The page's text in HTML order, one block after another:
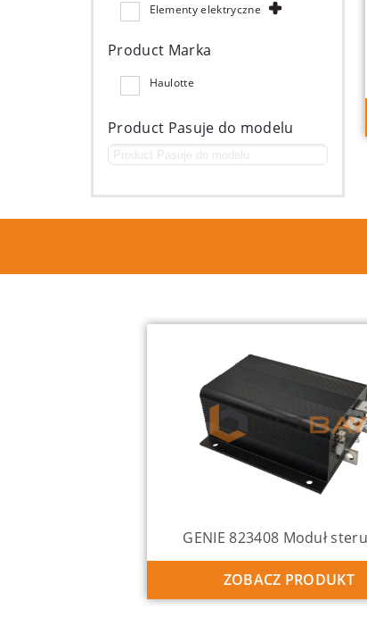
Elementy elektryczne
Product Marka
Haulotte
Product Pasuje do modelu
GENIE 823408 Moduł
ZOBACZ PRODUKT